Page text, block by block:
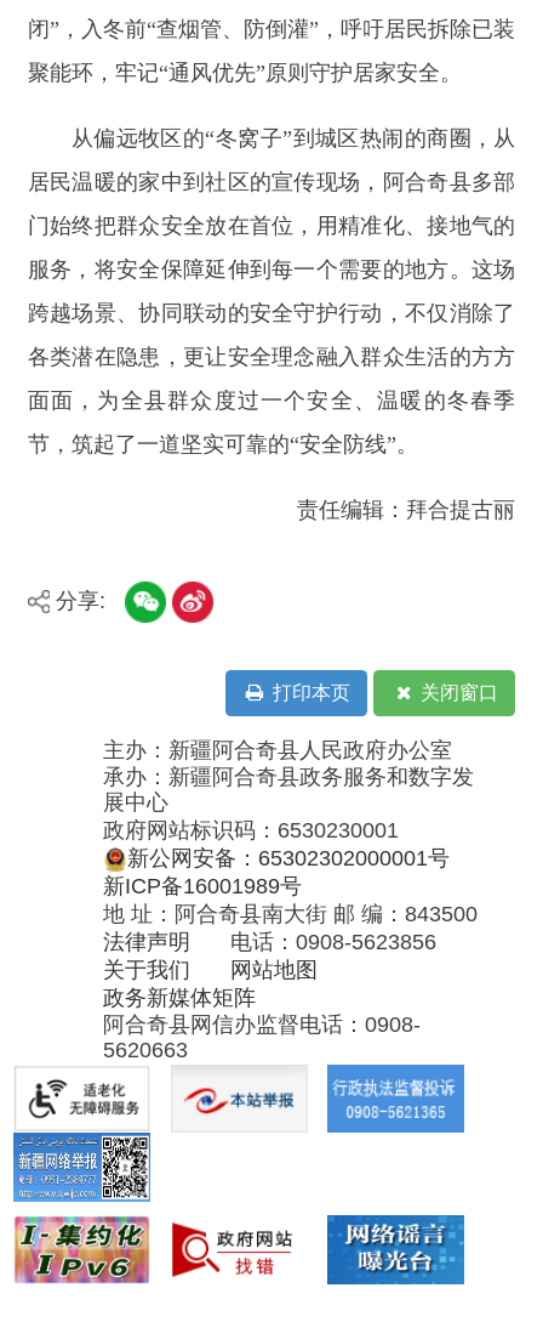
分享:
打印本页 关闭窗口
主办：新疆阿合奇县人民政府办公室
承办：新疆阿合奇县政务服务和数字发
展中心
政府网站标识码：6530230001
新公网安备：65302302000001号
新ICP备16001989号
法律声明
电话：0908-5623856
关于我们
网站地图
政务新媒体矩阵
阿合奇县网信办监督电话：0908-
5620663